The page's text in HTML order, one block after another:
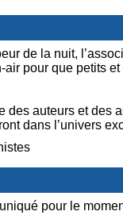
de la nuit,
pour que petits
des auteurs et des
dans l’univers
pour le